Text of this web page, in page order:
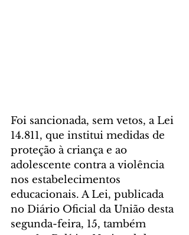
Foi sancionada, sem vetos, a Lei
14.811, que institui medidas de
proteção à criança e ao
adolescente contra a violência
nos estabelecimentos
educacionais. A Lei, publicada
no Diário Oficial da União desta
segunda-feira, 15, também